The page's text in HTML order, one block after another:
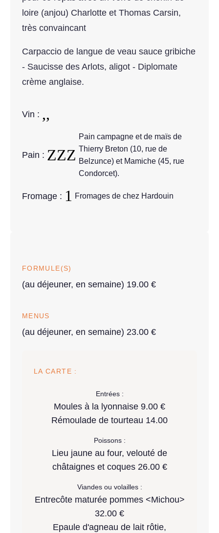
loire (anjou) Charlotte et Thomas Carsin,
très convaincant
Carpaccio de langue de veau sauce gribiche
- Saucisse des Arlots, aligot - Diplomate
crème anglaise.
Vin :
Pain :
Pain campagne et de maïs de
Thierry Breton (10, rue de
Belzunce) et Mamiche (45, rue
Condorcet).
Fromage : Fromages de chez Hardouin
FORMULE(S)
(au déjeuner, en semaine) 19.00 €
MENUS
(au déjeuner, en semaine) 23.00 €
LA CARTE :
Entrées :
Moules à la lyonnaise 9.00 €
Rémoulade de tourteau 14.00
Poissons :
Lieu jaune au four, velouté de
châtaignes et coques 26.00 €
Viandes ou volailles :
Entrecôte maturée pommes <Michou>
32.00 €
Epaule d'agneau de lait rôtie,